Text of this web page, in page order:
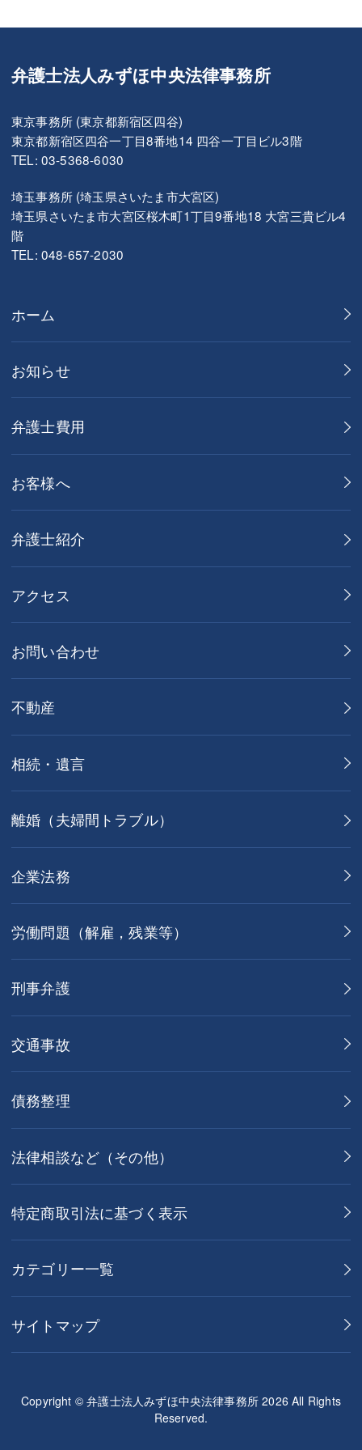
弁護士法人みずほ中央法律事務所
東京事務所 (東京都新宿区四谷)
東京都新宿区四谷一丁目8番地14 四谷一丁目ビル3階
TEL: 03-5368-6030
埼玉事務所 (埼玉県さいたま市大宮区)
埼玉県さいたま市大宮区桜木町1丁目9番地18 大宮三貴ビル4
階
TEL: 048-657-2030
ホーム
お知らせ
弁護士費用
お客様へ
弁護士紹介
アクセス
お問い合わせ
不動産
相続・遺言
離婚（夫婦間トラブル）
企業法務
労働問題（解雇，残業等）
刑事弁護
交通事故
債務整理
法律相談など（その他）
特定商取引法に基づく表示
カテゴリー一覧
サイトマップ
Copyright © 弁護士法人みずほ中央法律事務所 2026 All Rights
Reserved.